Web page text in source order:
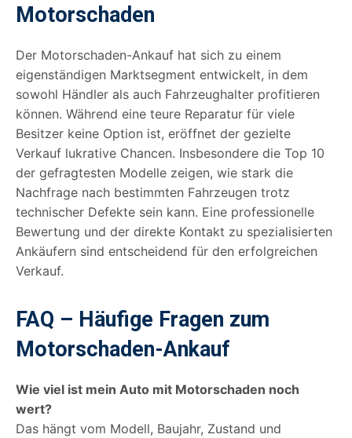
Motorschaden
Der Motorschaden-Ankauf hat sich zu einem
eigenständigen Marktsegment entwickelt, in dem
sowohl Händler als auch Fahrzeughalter profitieren
können. Während eine teure Reparatur für viele
Besitzer keine Option ist, eröffnet der gezielte
Verkauf lukrative Chancen. Insbesondere die Top 10
der gefragtesten Modelle zeigen, wie stark die
Nachfrage nach bestimmten Fahrzeugen trotz
technischer Defekte sein kann. Eine professionelle
Bewertung und der direkte Kontakt zu spezialisierten
Ankäufern sind entscheidend für den erfolgreichen
Verkauf.
FAQ – Häufige Fragen zum
Motorschaden-Ankauf
Wie viel ist mein Auto mit Motorschaden noch
wert?
Das hängt vom Modell, Baujahr, Zustand und